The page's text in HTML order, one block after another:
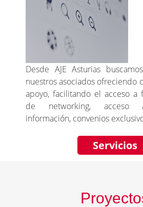
Desde AJE Asturias
nuestros asociados ofreciendo
apoyo, facilitando el acceso a
de networking, acceso
información, convenios
Servicios